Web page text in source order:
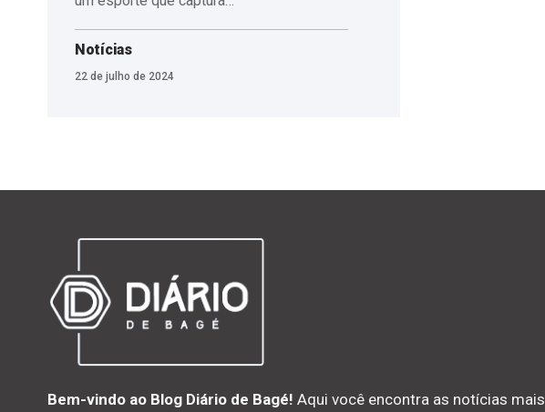
Notícias
22 de julho de 2024
Bem-vindo ao Blog Diário de Bagé! Aqui você encontra as notícias mais